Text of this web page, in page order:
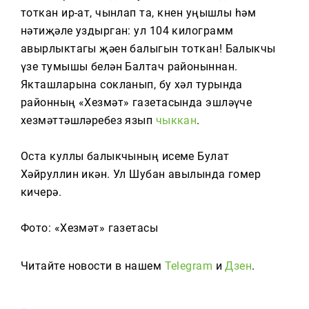
тоткан ир-ат, чынлап та, көнен уңышлы һәм
нәтиҗәле уздырган: ул 104 килограмм
авырлыктагы җәен балыгын тоткан! Балыкчы
үзе тумышы белән Балтач районыннан.
Якташларына сокланып, бу хәл турында
районның «Хезмәт» газетасында эшләүче
хезмәттәшләребез язып чыккан.
Оста куллы балыкчының исеме Булат
Хәйруллин икән. Ул Шубан авылында гомер
кичерә.
Фото: «Хезмәт» газетасы
Читайте новости в нашем Telegram иДзен.